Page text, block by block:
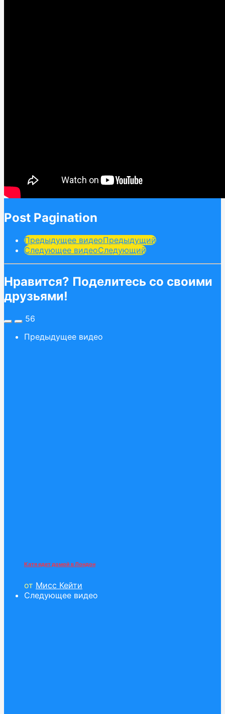
Post Pagination
Предыдущее видеоПредыдущий
Следующее видеоСледующий
Нравится? Поделитесь со своими
друзьями!
56
Предыдущее видео
Катя едет домой в Лондон
от Мисс Кейти
Следующее видео